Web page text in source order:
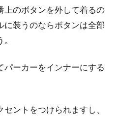
上のボタンを外して着るの
に装うのならボタンは全部
パーカーをインナーにする
ントをつけられますし、